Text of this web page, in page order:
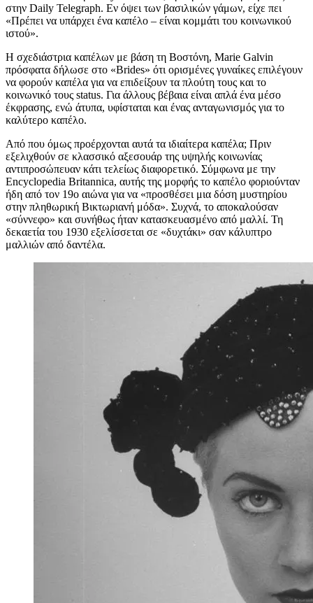
στην Daily Telegraph. Εν όψει των βασιλικών γάμων, είχε πει
«Πρέπει να υπάρχει ένα καπέλο – είναι κομμάτι του κοινωνικού
ιστού».
Η σχεδιάστρια καπέλων με βάση τη Βοστόνη, Marie Galvin
πρόσφατα δήλωσε στο «Brides» ότι ορισμένες γυναίκες επιλέγουν
να φορούν καπέλα για να επιδείξουν τα πλούτη τους και το
κοινωνικό τους status. Για άλλους βέβαια είναι απλά ένα μέσο
έκφρασης, ενώ άτυπα, υφίσταται και ένας ανταγωνισμός για το
καλύτερο καπέλο.
Από που όμως προέρχονται αυτά τα ιδιαίτερα καπέλα; Πριν
εξελιχθούν σε κλασσικό αξεσουάρ της υψηλής κοινωνίας
αντιπροσώπευαν κάτι τελείως διαφορετικό. Σύμφωνα με την
Encyclopedia Britannica, αυτής της μορφής το καπέλο φοριούνταν
ήδη από τον 19ο αιώνα για να «προσθέσει μια δόση μυστηρίου
στην πληθωρική Βικτωριανή μόδα». Συχνά, το αποκαλούσαν
«σύννεφο» και συνήθως ήταν κατασκευασμένο από μαλλί. Τη
δεκαετία του 1930 εξελίσσεται σε «δυχτάκι» σαν κάλυπτρο
μαλλιών από δαντέλα.